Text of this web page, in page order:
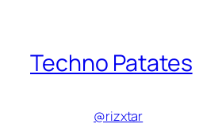
Techno Patates
@rizxtar